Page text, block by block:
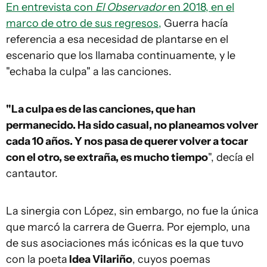
En entrevista con El Observadoren 2018, en el
marco de otro de sus regresos, Guerra hacía
referencia a esa necesidad de plantarse en el
escenario que los llamaba continuamente, y le
"echaba la culpa" a las canciones.
"La culpa es de las canciones, que han
permanecido. Ha sido casual, no planeamos volver
cada 10 años. Y nos pasa de querer volver a tocar
con el otro, se extraña, es mucho tiempo", decía el
cantautor.
La sinergia con López, sin embargo, no fue la única
que marcó la carrera de Guerra. Por ejemplo, una
de sus asociaciones más icónicas es la que tuvo
con la poeta Idea Vilariño, cuyos poemas